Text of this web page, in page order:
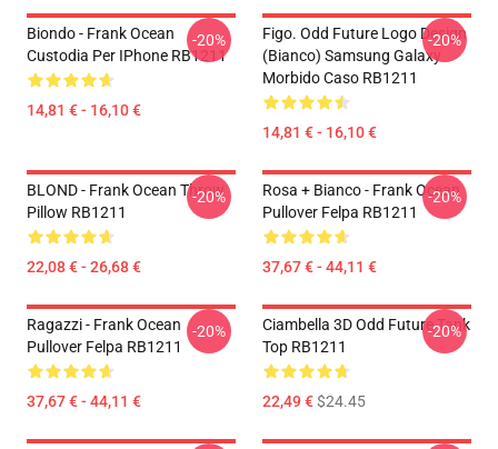
Biondo - Frank Ocean
Custodia Per IPhone RB1211
14,81 € - 16,10 €
-20%
Figo. Odd Future Logo Design
(bianco) Samsung Galaxy
Morbido Caso RB1211
14,81 € - 16,10 €
-20%
BLOND - Frank Ocean Throw
Pillow RB1211
22,08 € - 26,68 €
-20%
Rosa + Bianco - Frank Ocean
Pullover Felpa RB1211
37,67 € - 44,11 €
-20%
Ragazzi - Frank Ocean
Pullover Felpa RB1211
37,67 € - 44,11 €
-20%
Ciambella 3D Odd Future Tank
Top RB1211
22,49 €$24.45
-20%